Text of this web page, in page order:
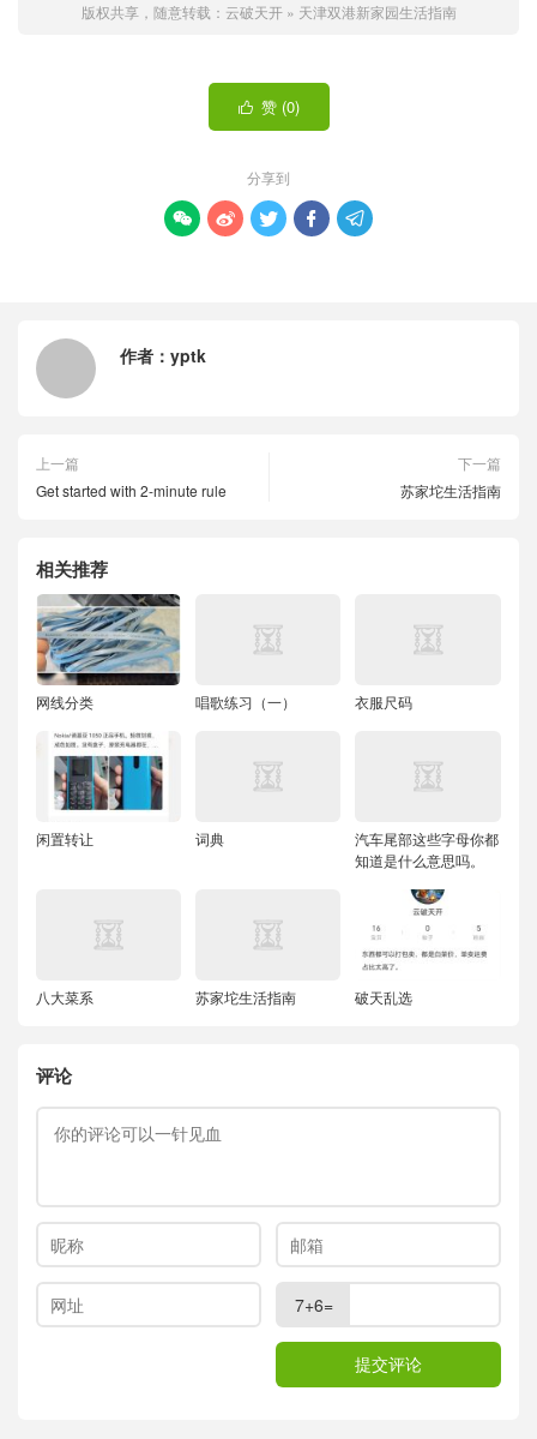
版权共享，随意转载： 云破天开» 天津双港新家园生活指南
 赞 (0)
分享到
    
作者： yptk
上一篇
Get started with 2-minute rule
下一篇
苏家坨生活指南
相关推荐
网线分类 唱歌练习（一） 衣服尺码
闲置转让 词典
汽车尾部这些字母你都
知道是什么意思吗。
八大菜系 苏家坨生活指南 破天乱选
评论
7+6=